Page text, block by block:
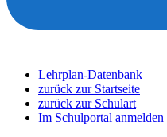
Lehrplan-Datenbank
zurück zur Startseite
zurück zur Schulart
Im Schulportal anmelden